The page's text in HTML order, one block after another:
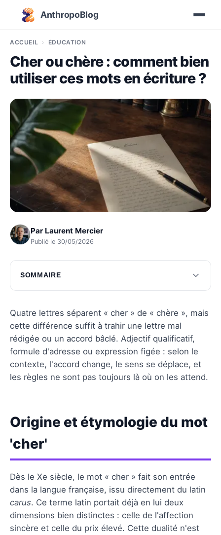
AnthropoBlog
ACCUEIL ÉDUCATION
Cher ou chère : comment bien
utiliser ces mots en écriture ?
Par Laurent Mercier
Publié le 30/05/2026
SOMMAIRE
Origine et étymologie du mot 'cher'
Accords de 'cher' en tant qu'adjectif
Usage de 'cher' comme adverbe
Écriture inclusive et moderne
Memento pratique et synonymes
Quatre lettres séparent « cher » de « chère », mais
cette différence suffit à trahir une lettre mal
rédigée ou un accord bâclé. Adjectif qualificatif,
formule d'adresse ou expression figée : selon le
contexte, l'accord change, le sens se déplace, et
les règles ne sont pas toujours là où on les attend.
Origine et étymologie du mot
'cher'
Dès le Xe siècle, le mot « cher » fait son entrée
dans la langue française, issu directement du latin
carus. Ce terme latin portait déjà en lui deux
dimensions bien distinctes : celle de l'affection
sincère et celle du prix élevé. Cette dualité n'est